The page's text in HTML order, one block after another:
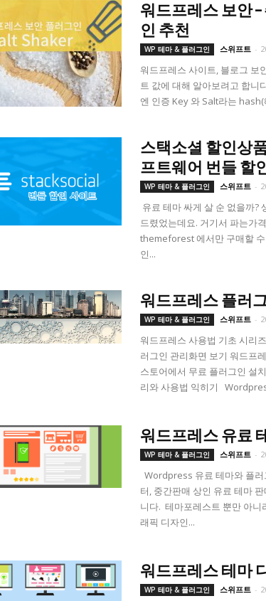
워드프레스 보안
인 추천
WP 테마 & 플러그인 스위프트 -
워드프레스 사이트, 블로그 보
트 값에 대해 알아보려고 합
엔 인증 Key 와 Salt라는
스택소셜 할인상
프트웨어 번들 할
WP 테마 & 플러그인 스위프트 -
유료 테마 싸게 살 순 없을까
드렸었는데요. 거기서 파는가
themeforest 에서만 구매할
인...
워드프레스 플러
WP 테마 & 플러그인 스위프트 -
워드프레스 사용법 기초 시리
러그인 관리화면 보기 워드프
스토어에서 무료 플러그인 설
리와 사용법 익히기
워드프레스 유료
WP 테마 & 플러그인 스위프트 -
Wordpress 유료 테마와 플러
터, 중간판매 상인 유료 테마
니다. 테마포레스트 뿐만 아니
래픽 디자인...
워드프레스 테마
WP 테마 & 플러그인 스위프트 -